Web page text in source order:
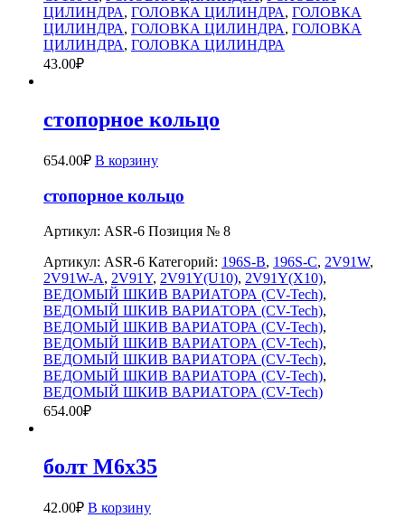
ЦИЛИНДРА, ГОЛОВКА ЦИЛИНДРА, ГОЛОВКА
ЦИЛИНДРА, ГОЛОВКА ЦИЛИНДРА, ГОЛОВКА
ЦИЛИНДРА, ГОЛОВКА ЦИЛИНДРА
43.00₽
стопорное кольцо
654.00₽ В корзину
стопорное кольцо
Артикул: ASR-6 Позиция № 8
Артикул: ASR-6 Категорий: 196S-B, 196S-C, 2V91W,
2V91W-A, 2V91Y, 2V91Y(U10), 2V91Y(X10),
ВЕДОМЫЙ ШКИВ ВАРИАТОРА (CV-Tech),
ВЕДОМЫЙ ШКИВ ВАРИАТОРА (CV-Tech),
ВЕДОМЫЙ ШКИВ ВАРИАТОРА (CV-Tech),
ВЕДОМЫЙ ШКИВ ВАРИАТОРА (CV-Tech),
ВЕДОМЫЙ ШКИВ ВАРИАТОРА (CV-Tech),
ВЕДОМЫЙ ШКИВ ВАРИАТОРА (CV-Tech),
ВЕДОМЫЙ ШКИВ ВАРИАТОРА (CV-Tech)
654.00₽
болт M6x35
42.00₽ В корзину